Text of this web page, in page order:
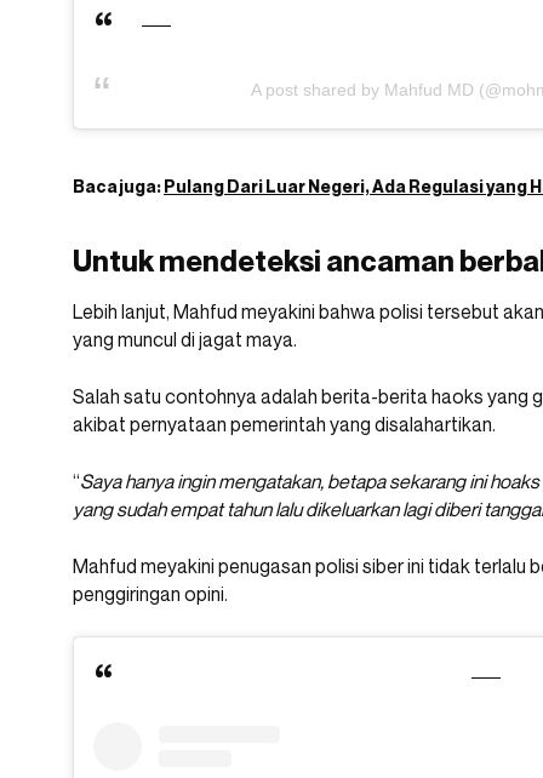
A post shared by Mahfud MD
Baca juga:Pulang Dari Luar Negeri, Ada Regulasi yang
Untuk mendeteksi ancaman
Lebih lanjut, Mahfud meyakini bahwa polisi tersebut
yang muncul di jagat maya.
Salah satu contohnya adalah berita-berita haoks yang
akibat pernyataan pemerintah yang disalahartikan.
“Saya hanya ingin mengatakan, betapa sekarang ini
yang sudah empat tahun lalu dikeluarkan lagi diberi
Mahfud meyakini penugasan polisi siber ini tidak terlalu
penggiringan opini.